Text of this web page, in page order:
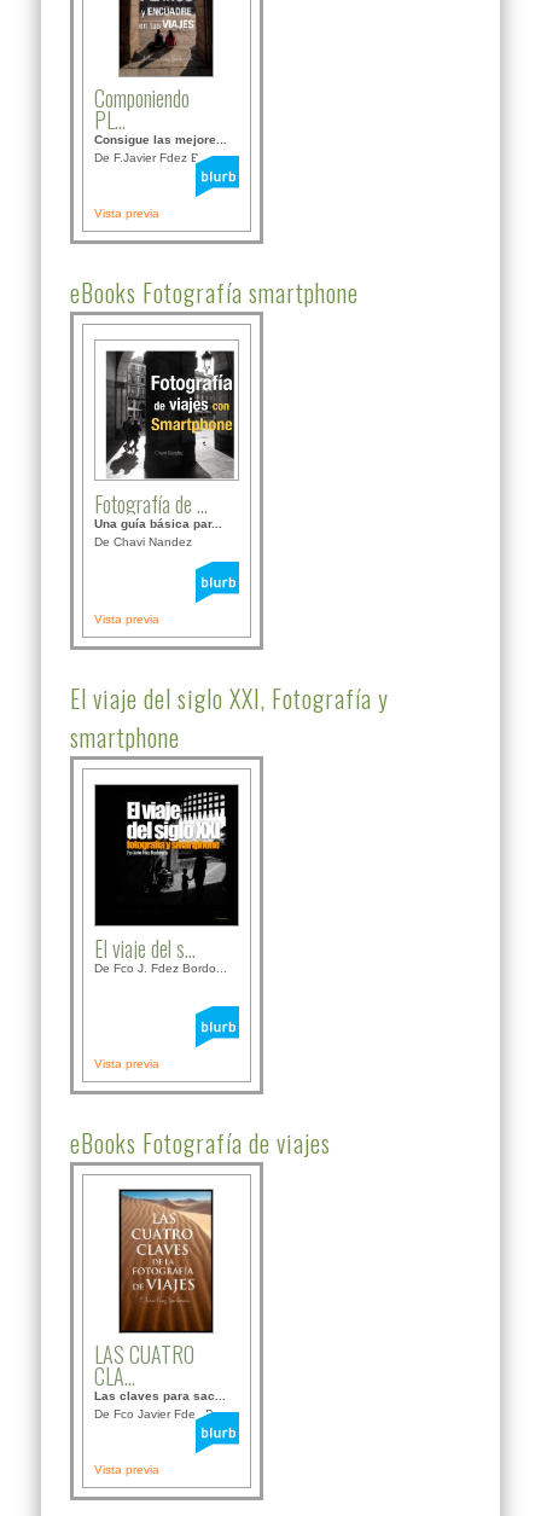
Componiendo
PL...
Consigue las mejore...
De F.Javier Fdez Bor...
Vista previa
eBooks Fotografía smartphone
Fotografía de ...
Una guía básica par...
De Chavi Nandez
Vista previa
El viaje del siglo XXI, Fotografía y
smartphone
El viaje del s...
De Fco J. Fdez Bordo...
Vista previa
eBooks Fotografía de viajes
LAS CUATRO
CLA...
Las claves para sac...
De Fco Javier Fdez B...
Vista previa